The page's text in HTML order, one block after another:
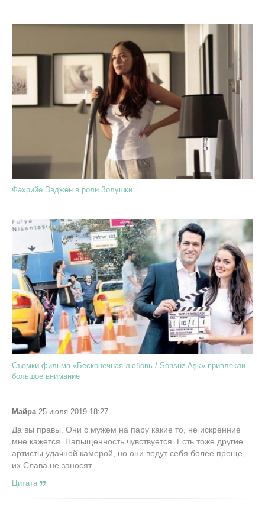
Фахрийе Эвджен в роли Золушки
Съемки фильма «Бесконечная любовь / Sonsuz Aşk» привлекли
большое внимание
Майра 25 июля 2019 18:27
Да вы правы. Они с мужем на пару какие то, не искренние
мне кажется. Напыщенность чувствуется. Есть тоже другие
артисты удачной камерой, но они ведут себя более проще,
их Слава не заносят
Цитата